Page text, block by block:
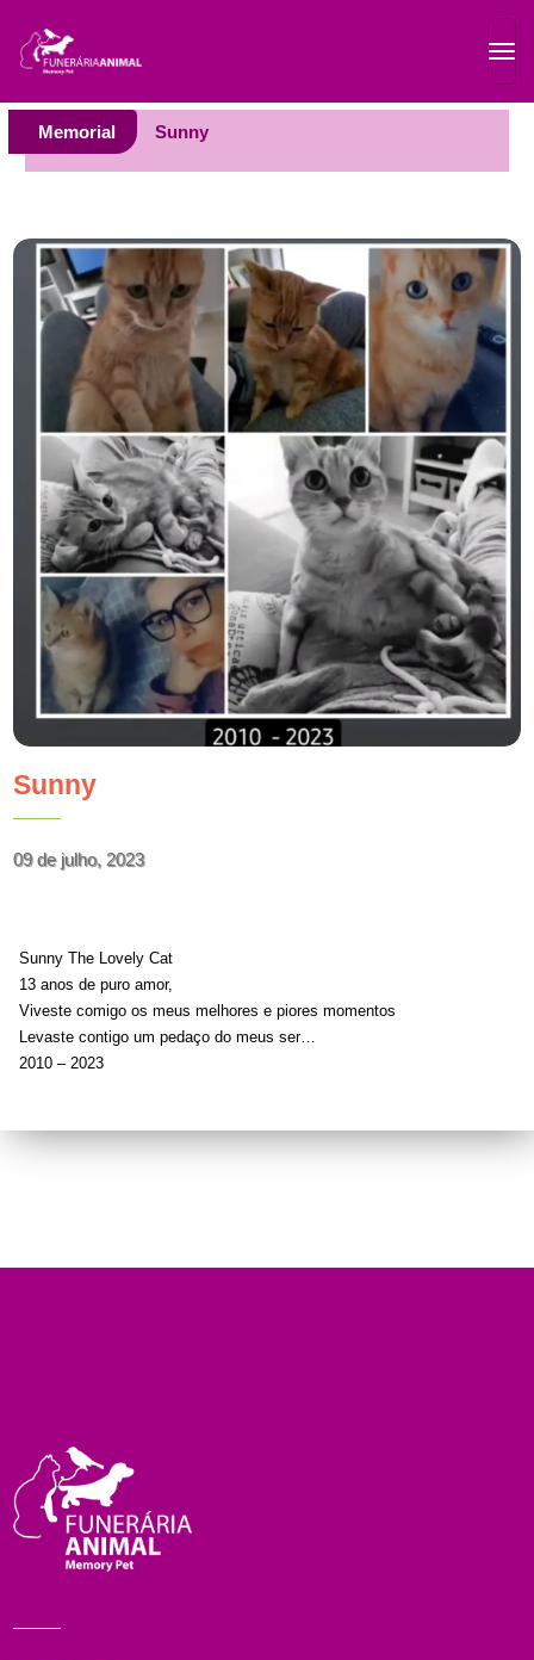
Memorial Sunny
Sunny
09 de julho, 2023
Sunny The Lovely Cat
13 anos de puro amor,
Viveste comigo os meus melhores e piores momentos
Levaste contigo um pedaço do meus ser…